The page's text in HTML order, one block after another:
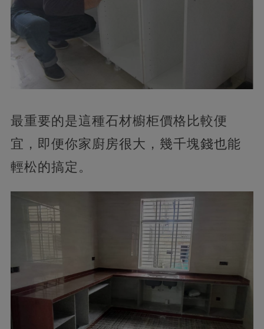
最重要的是這種石材櫥柜價格比較便
宜，即便你家廚房很大，幾千塊錢也能
輕松的搞定。